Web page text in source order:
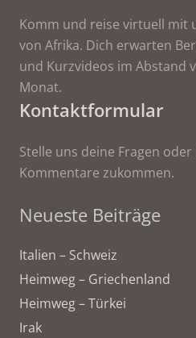
Komm und reise virtuell mit
von Afrika. Dich erwarten
und Kurzvideos im Abstand
Monat.
Kontaktformular
Stelle uns deine Fragen
Kommentare zukommen.
Neueste Beiträge
Italien – Schweiz
Heimweg – Griechenland
Heimweg – Türkei
Irak